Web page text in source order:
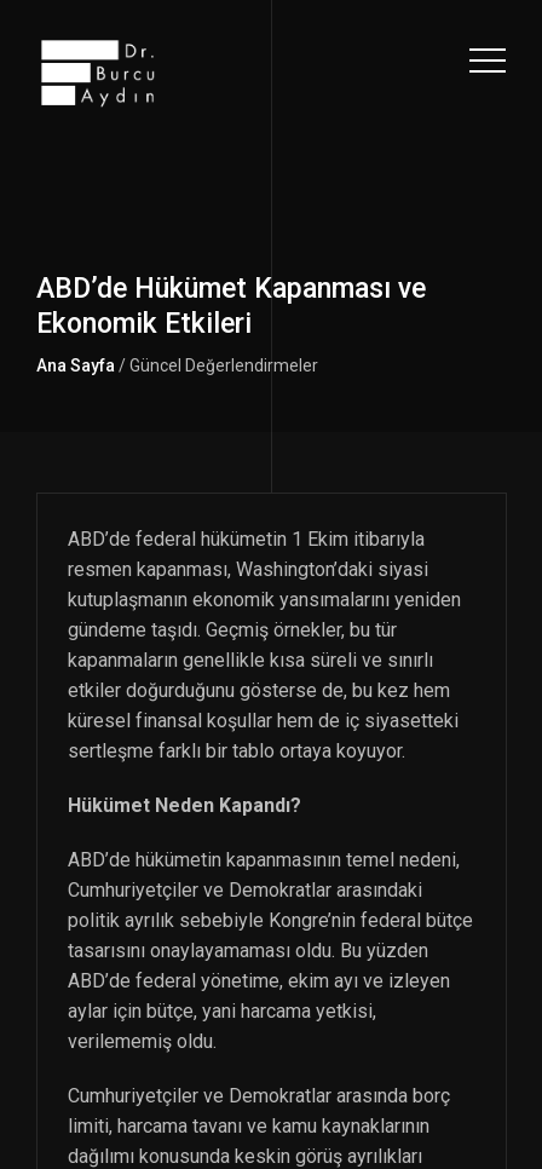
ABD’de Hükümet Kapanması ve
Ekonomik Etkileri
Ana Sayfa / Güncel Değerlendirmeler
ABD’de federal hükümetin 1 Ekim itibarıyla
resmen kapanması, Washington’daki siyasi
kutuplaşmanın ekonomik yansımalarını yeniden
gündeme taşıdı. Geçmiş örnekler, bu tür
kapanmaların genellikle kısa süreli ve sınırlı
etkiler doğurduğunu gösterse de, bu kez hem
küresel finansal koşullar hem de iç siyasetteki
sertleşme farklı bir tablo ortaya koyuyor.
Hükümet Neden Kapandı?
ABD’de hükümetin kapanmasının temel nedeni,
Cumhuriyetçiler ve Demokratlar arasındaki
politik ayrılık sebebiyle Kongre’nin federal bütçe
tasarısını onaylayamaması oldu. Bu yüzden
ABD’de federal yönetime, ekim ayı ve izleyen
aylar için bütçe, yani harcama yetkisi,
verilememiş oldu.
Cumhuriyetçiler ve Demokratlar arasında borç
limiti, harcama tavanı ve kamu kaynaklarının
dağılımı konusunda keskin görüş ayrılıkları